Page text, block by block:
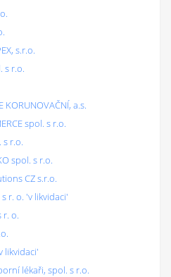
s.r.o.
s r.o.
KORUNOVAČNÍ, a.s.
spol. s r.o.
s r.o.
spol. s r.o.
CZ s.r.o.
r. o. 'v likvidaci'
r. o.
likvidaci'
lékaři, spol. s r.o.